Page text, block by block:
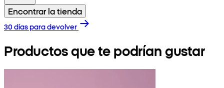
Encontrar la tienda
30 días para devolver
Productos que te podrían gustar